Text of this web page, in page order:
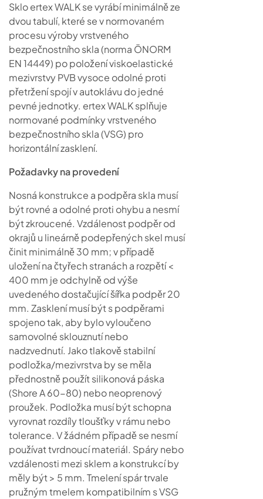
Sklo ertex WALK se vyrábí minimálně ze
dvou tabulí, které se v normovaném
procesu výroby vrstveného
bezpečnostního skla (norma ÖNORM
EN 14449) po položení viskoelastické
mezivrstvy PVB vysoce odolné proti
přetržení spojí v autoklávu do jedné
pevné jednotky. ertex WALK splňuje
normované podmínky vrstveného
bezpečnostního skla (VSG) pro
horizontální zasklení.
Požadavky na provedení
Nosná konstrukce a podpěra skla musí
být rovné a odolné proti ohybu a nesmí
být zkroucené. Vzdálenost podpěr od
okrajů u lineárně podepřených skel musí
činit minimálně 30 mm; v případě
uložení na čtyřech stranách a rozpětí <
400 mm je odchylně od výše
uvedeného dostačující šířka podpěr 20
mm. Zasklení musí být s podpěrami
spojeno tak, aby bylo vyloučeno
samovolné sklouznutí nebo
nadzvednutí. Jako tlakově stabilní
podložka/mezivrstva by se měla
přednostně použít silikonová páska
(Shore A 60-80) nebo neoprenový
proužek. Podložka musí být schopna
vyrovnat rozdíly tloušťky v rámu nebo
tolerance. V žádném případě se nesmí
používat tvrdnoucí materiál. Spáry nebo
vzdálenosti mezi sklem a konstrukcí by
měly být > 5 mm. Tmelení spár trvale
pružným tmelem kompatibilním s VSG